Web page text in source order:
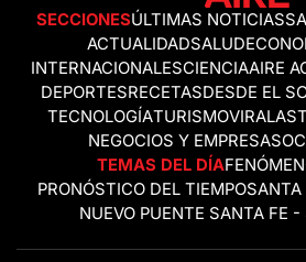
SECCIONESÚLTIMAS NOTICIAS
ACTUALIDADSALUD
INTERNACIONALESCIENCIAAIRE
DEPORTESRECETASDESDE EL
TECNOLOGÍATURISMOVIRAL
NEGOCIOS Y EMPRESAS
TEMAS DEL DÍA
PRONÓSTICO DEL TIEMPOSANTA
NUEVO PUENTE SANTA FE